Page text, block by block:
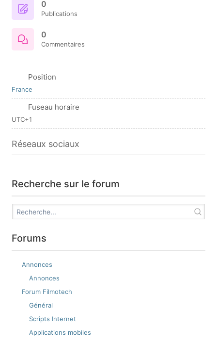
0
Publications
0
Commentaires
Position
France
Fuseau horaire
UTC+1
Réseaux sociaux
Recherche sur le forum
Forums
Annonces
Annonces
Forum Filmotech
Général
Scripts Internet
Applications mobiles